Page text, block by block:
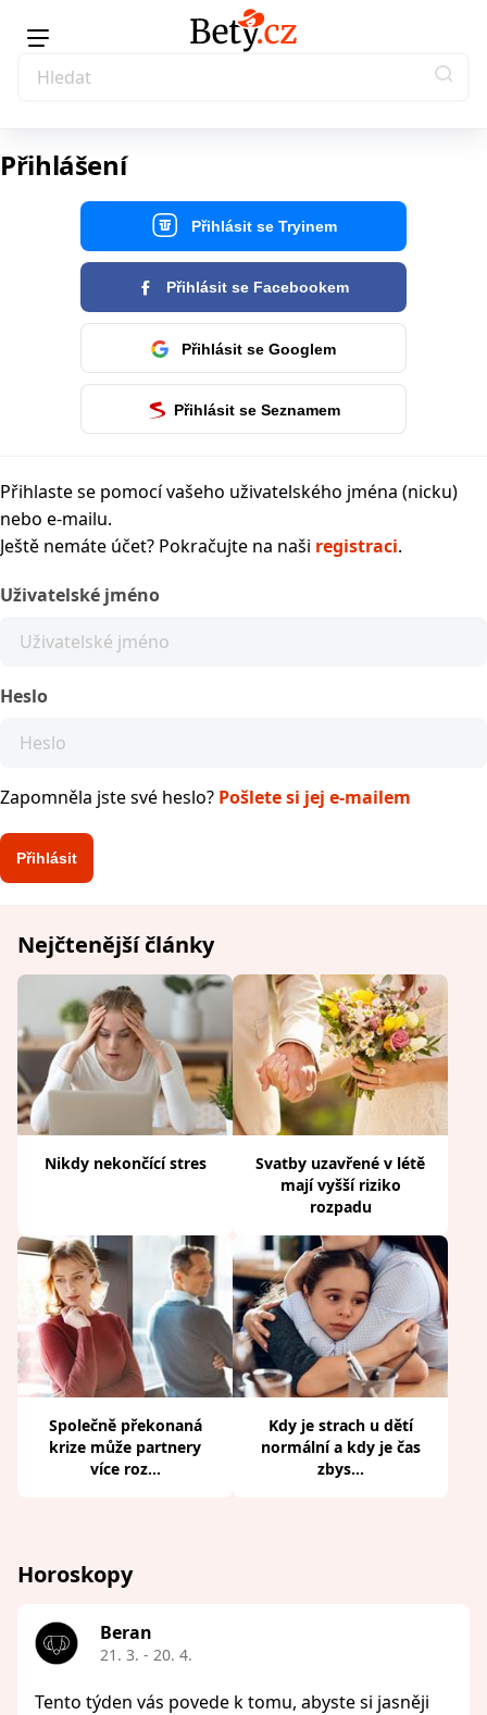
Přihlášení
Přihlásit se Tryinem
Přihlásit se Facebookem
Přihlásit se Googlem
Přihlásit se Seznamem
Přihlaste se pomocí vašeho uživatelského jména (nicku)
nebo e-mailu.
Ještě nemáte účet? Pokračujte na naši registraci.
Uživatelské jméno
Heslo
Zapomněla jste své heslo? Pošlete si jej e-mailem
Nejčtenější články
Nikdy nekončící stres
Svatby uzavřené v létě
mají vyšší riziko
rozpadu
Společně překonaná
krize může partnery
více roz...
Kdy je strach u dětí
normální a kdy je čas
zbys...
Horoskopy
Beran
21. 3. - 20. 4.
Tento týden vás povede k tomu, abyste si jasněji